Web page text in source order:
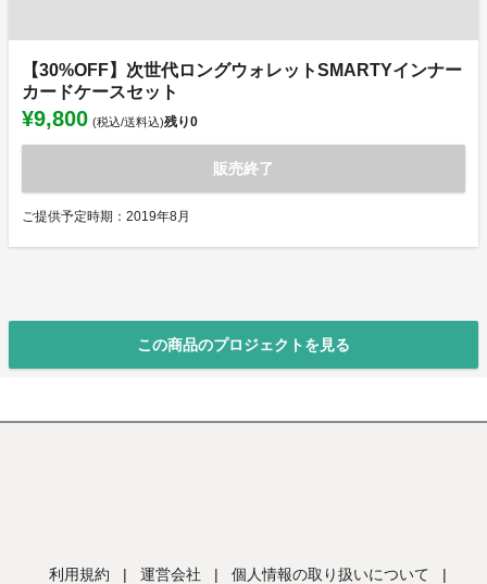
【30%OFF】次世代ロングウォレットSMARTYインナー
カードケースセット
¥9,800 (税込/送料込)残り0
販売終了
ご提供予定時期：2019年8月
この商品のプロジェクトを見る
利用規約 | 運営会社 | 個人情報の取り扱いについて |